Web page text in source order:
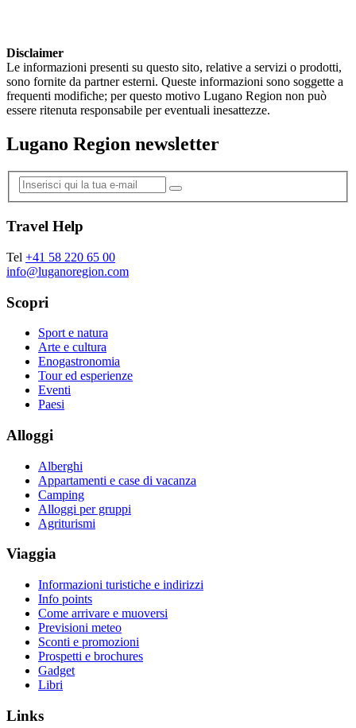
Disclaimer
Le informazioni presenti su questo sito, relative a servizi o prodotti,
sono fornite da partner esterni. Queste informazioni sono soggette a
frequenti modifiche; per questo motivo Lugano Region non può
essere ritenuta responsabile per eventuali inesattezze.
Lugano Region newsletter
Travel Help
Tel +41 58 220 65 00
info@luganoregion.com
Scopri
Sport e natura
Arte e cultura
Enogastronomia
Tour ed esperienze
Eventi
Paesi
Alloggi
Alberghi
Appartamenti e case di vacanza
Camping
Alloggi per gruppi
Agriturismi
Viaggia
Informazioni turistiche e indirizzi
Info points
Come arrivare e muoversi
Previsioni meteo
Sconti e promozioni
Prospetti e brochures
Gadget
Libri
Links